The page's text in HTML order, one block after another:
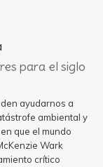
para el siglo
ayudarnos a
ambiental y
que el mundo
Wark
crítico